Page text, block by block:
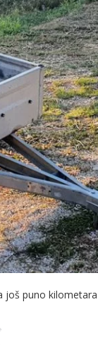
još puno